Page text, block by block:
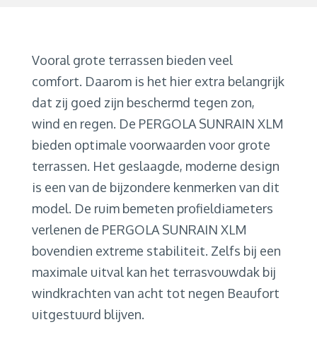
Vooral grote terrassen bieden veel
comfort. Daarom is het hier extra belangrijk
dat zij goed zijn beschermd tegen zon,
wind en regen. De PERGOLA SUNRAIN XLM
bieden optimale voorwaarden voor grote
terrassen. Het geslaagde, moderne design
is een van de bijzondere kenmerken van dit
model. De ruim bemeten profieldiameters
verlenen de PERGOLA SUNRAIN XLM
bovendien extreme stabiliteit. Zelfs bij een
maximale uitval kan het terrasvouwdak bij
windkrachten van acht tot negen Beaufort
uitgestuurd blijven.